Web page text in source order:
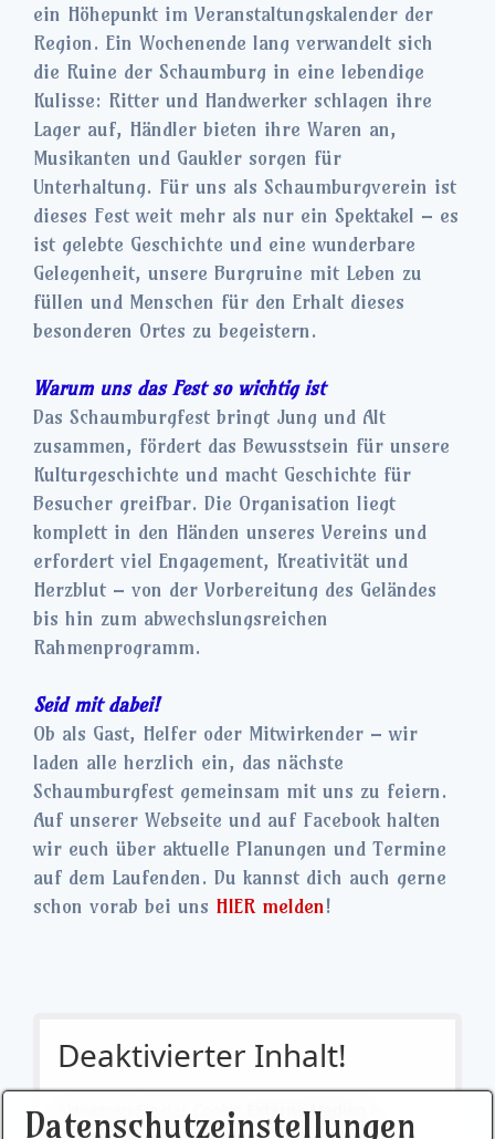
ein Höhepunkt im Veranstaltungskalender der
Region. Ein Wochenende lang verwandelt sich
die Ruine der Schaumburg in eine lebendige
Kulisse: Ritter und Handwerker schlagen ihre
Lager auf, Händler bieten ihre Waren an,
Musikanten und Gaukler sorgen für
Unterhaltung. Für uns als Schaumburgverein ist
dieses Fest weit mehr als nur ein Spektakel – es
ist gelebte Geschichte und eine wunderbare
Gelegenheit, unsere Burgruine mit Leben zu
füllen und Menschen für den Erhalt dieses
besonderen Ortes zu begeistern.
Warum uns das Fest so wichtig ist
Das Schaumburgfest bringt Jung und Alt
zusammen, fördert das Bewusstsein für unsere
Kulturgeschichte und macht Geschichte für
Besucher greifbar. Die Organisation liegt
komplett in den Händen unseres Vereins und
erfordert viel Engagement, Kreativität und
Herzblut – von der Vorbereitung des Geländes
bis hin zum abwechslungsreichen
Rahmenprogramm.
Seid mit dabei!
Ob als Gast, Helfer oder Mitwirkender – wir
laden alle herzlich ein, das nächste
Schaumburgfest gemeinsam mit uns zu feiern.
Auf unserer Webseite und auf Facebook halten
wir euch über aktuelle Planungen und Termine
auf dem Laufenden. Du kannst dich auch gerne
schon vorab bei uns HIER melden!
Deaktivierter Inhalt!
Aktivieren Sie das Cookie
Externe Medien >
Datenschutzeinstellungen